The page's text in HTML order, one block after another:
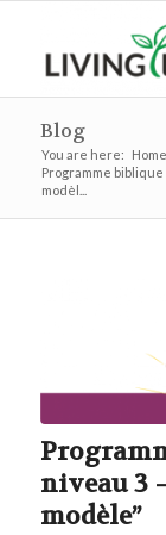
Blog
You are here: Home
Programme
modèl...
niveau 3
modèle”